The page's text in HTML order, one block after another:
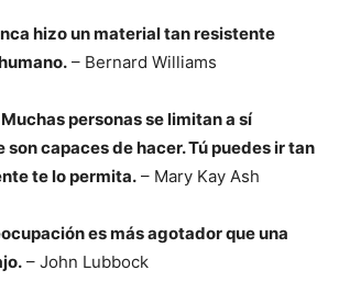
hizo un material tan resistente
– Bernard Williams
personas se limitan a sí
son capaces de hacer. Tú puedes ir tan
te lo permita. – Mary Kay Ash
es más agotador que una
– John Lubbock